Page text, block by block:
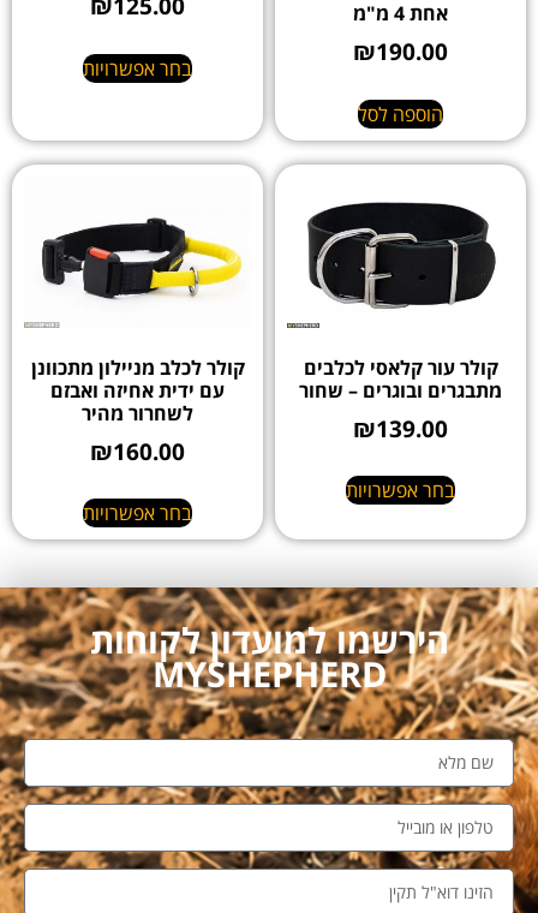
אחת 4 מ"מ
₪190.00
הוספה לסל
בחר אפשרויות
קולר עור קלאסי לכלבים
מתבגרים ובוגרים – שחור
₪139.00
בחר אפשרויות
קולר לכלב מניילון מתכוונן
עם ידית אחיזה ואבזם
לשחרור מהיר
₪160.00
בחר אפשרויות
הירשמו למועדון לקוחות
MYSHEPHERD